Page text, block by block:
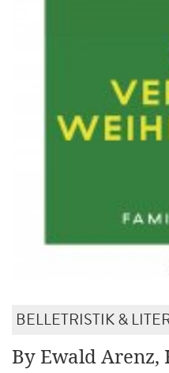
BELLETRISTIK &
By Ewald Arenz,